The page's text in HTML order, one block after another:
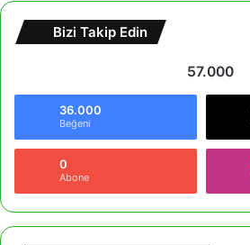
Bizi Takip Edin
57.000
36.000
Beğeni
0
Abone